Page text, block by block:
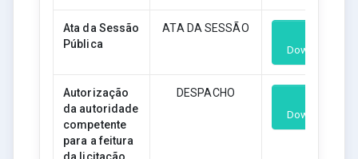
Ata da Sessão
Pública
ATA DA SESSÃO
Download
Autorização
da autoridade
competente
para a feitura
DESPACHO
Download